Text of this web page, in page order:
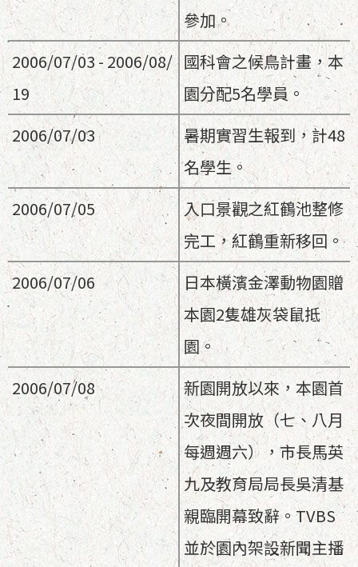
參加。
2006/07/03 - 2006/08/
19
國科會之候鳥計畫，本
園分配5名學員。
2006/07/03
暑期實習生報到，計48
名學生。
2006/07/05
入口景觀之紅鶴池整修
完工，紅鶴重新移回。
2006/07/06
日本橫濱金澤動物園贈
本園2隻雄灰袋鼠抵
園。
2006/07/08
新園開放以來，本園首
次夜間開放（七、八月
每週週六），市長馬英
九及教育局局長吳清基
親臨開幕致辭。TVBS
並於園內架設新聞主播